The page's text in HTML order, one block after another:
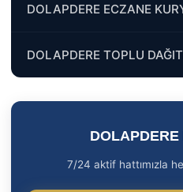
DOLAPDERE ECZANE
DOLAPDERE TOPLU
7/24 aktif hattımızla